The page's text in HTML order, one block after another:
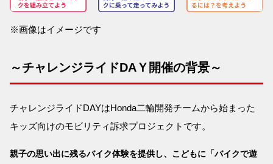
※画像はイメージです
～チャレンジライドDAＹ開催の背景～
チャレンジライドDAYはHonda二輪開発チームから始まった
キッズ向けのモビリティ訴求プロジェクトです。
親子の思い出に残るバイク体験を提供し、こどもに「バイクで遊